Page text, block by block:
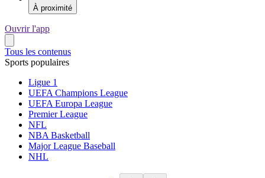
À proximité
Ouvrir l'app
Tous les contenus
Sports populaires
Ligue 1
UEFA Champions League
UEFA Europa League
Premier League
NFL
NBA Basketball
Major League Baseball
NHL